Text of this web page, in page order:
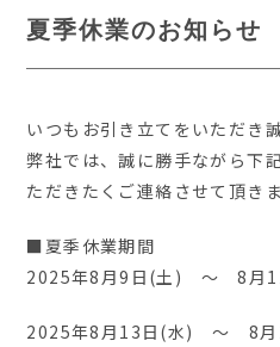
夏季休業のお知らせ
いつもお引き立てをいただき
弊社では、誠に勝手ながら下
ただきたくご連絡させて頂きま
■夏季休業期間
2025年8月9日(土) ～ 8月
2025年8月13日(水) ～ 8月